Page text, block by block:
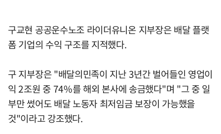
구교현 공공운수노조 라이더유니온 지부장은 배달 플랫
폼 기업의 수익 구조를 지적했다.
구 지부장은 "배달의민족이 지난 3년간 벌어들인 영업이
익 2조원 중 74%를 해외 본사에 송금했다"며 "그 중 일
부만 썼어도 배달 노동자 최저임금 보장이 가능했을
것"이라고 강조했다.